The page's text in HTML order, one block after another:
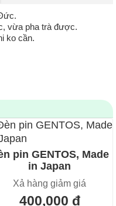
vừa pha trà được.
ko cần.
pin GENTOS, Made
in Japan
Xả hàng giảm giá
400,000 đ